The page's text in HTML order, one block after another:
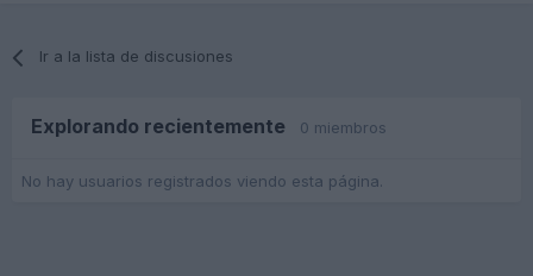
Ir a la lista de discusiones
Explorando recientemente 0 miembros
No hay usuarios registrados viendo esta página.